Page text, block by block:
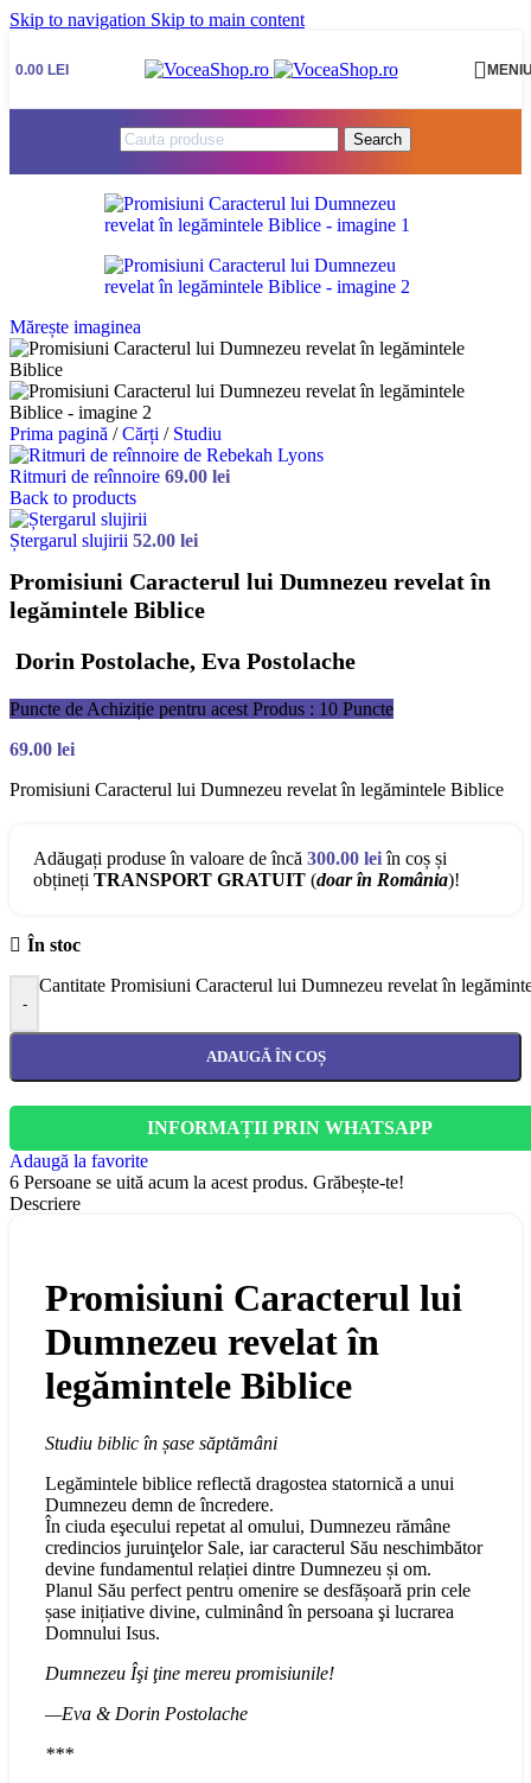
Skip to navigation Skip to main content
0.00 LEI
Search
Mărește imaginea
Prima pagină / Cărți / Studiu
Ritmuri de reînnoire 69.00 lei
Back to products
Ștergarul slujirii 52.00 lei
Promisiuni Caracterul lui Dumnezeu revelat în
legămintele Biblice
Dorin Postolache, Eva Postolache
Puncte de Achiziție pentru acest Produs : 10 Puncte
69.00 lei
Promisiuni Caracterul lui Dumnezeu revelat în legămintele Biblice
Adăugați produse în valoare de încă 300.00 leiîn coș și
obțineți TRANSPORT GRATUIT (doar în România)!
În stoc
-
Cantitate Promisiuni Caracterul lui Dumnezeu revelat în
ADAUGĂ ÎN COȘ
INFORMAȚII PRIN WHATSAPP
Adaugă la favorite
6 Persoane se uită acum la acest produs. Grăbește-te!
Descriere
Promisiuni Caracterul lui
Dumnezeu revelat în
legămintele Biblice
Studiu biblic în șase săptămâni
Legămintele biblice reflectă dragostea statornică a unui
Dumnezeu demn de încredere.
În ciuda eşecului repetat al omului, Dumnezeu rămâne
credincios juruinţelor Sale, iar caracterul Său neschimbător
devine fundamentul relației dintre Dumnezeu și om.
Planul Său perfect pentru omenire se desfășoară prin cele
șase inițiative divine, culminând în persoana şi lucrarea
Domnului Isus.
Dumnezeu Îşi ţine mereu promisiunile!
—Eva & Dorin Postolache
***